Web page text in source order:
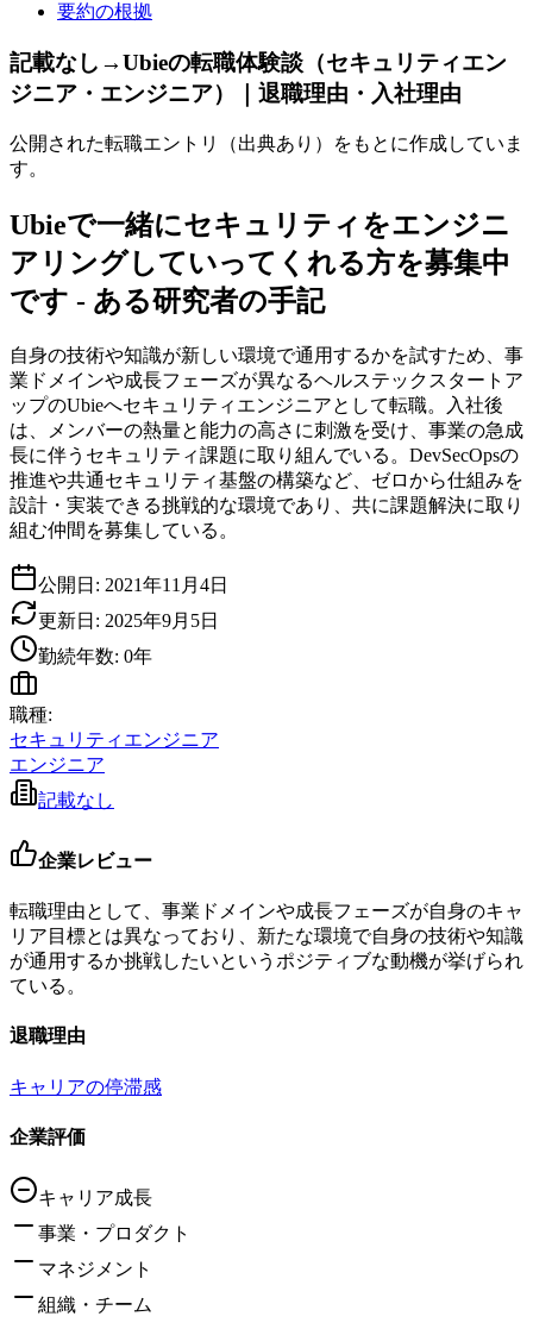
要約の根拠
記載なし→Ubieの転職体験談（セキュリティエン
ジニア・エンジニア）｜退職理由・入社理由
公開された転職エントリ（出典あり）をもとに作成していま
す。
Ubieで一緒にセキュリティをエンジニ
アリングしていってくれる方を募集中
です - ある研究者の手記
自身の技術や知識が新しい環境で通用するかを試すため、事
業ドメインや成長フェーズが異なるヘルステックスタートア
ップのUbieへセキュリティエンジニアとして転職。入社後
は、メンバーの熱量と能力の高さに刺激を受け、事業の急成
長に伴うセキュリティ課題に取り組んでいる。DevSecOpsの
推進や共通セキュリティ基盤の構築など、ゼロから仕組みを
設計・実装できる挑戦的な環境であり、共に課題解決に取り
組む仲間を募集している。
公開日: 2021年11月4日
更新日: 2025年9月5日
勤続年数: 0年
職種:
セキュリティエンジニア
エンジニア
記載なし
企業レビュー
転職理由として、事業ドメインや成長フェーズが自身のキャ
リア目標とは異なっており、新たな環境で自身の技術や知識
が通用するか挑戦したいというポジティブな動機が挙げられ
ている。
退職理由
キャリアの停滞感
企業評価
キャリア成長
事業・プロダクト
マネジメント
組織・チーム